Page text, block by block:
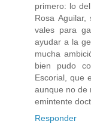
primero: lo
Rosa
vales para
ayudar a la
mucha
bien pudo
Escorial, que
aunque no de
emintente
Responder